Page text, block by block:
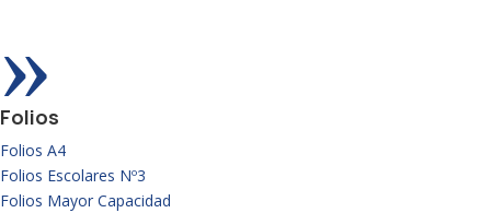
»
Folios
Folios A4
Folios Escolares Nº3
Folios Mayor Capacidad